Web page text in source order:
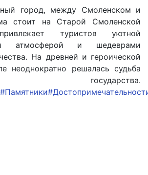
город, между Смоленском и
стоит на Старой Смоленской
туристов уютной
атмосферой и шедеврами
На древней и героической
неоднократно решалась судьба
государства.
#Памятники